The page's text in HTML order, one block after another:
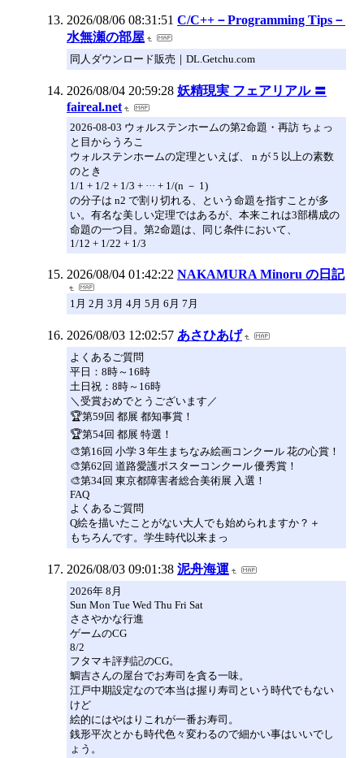
2026/08/06 08:31:51 C/C++－Programming Tips－
水無瀬の部屋
同人ダウンロード販売｜DL.Getchu.com
2026/08/04 20:59:28 妖精現実 フェアリアル 〓
faireal.net
2026-08-03 ウォルステンホームの第2命題・再訪 ちょっ
と目からうろこ
ウォルステンホームの定理といえば、 n が 5 以上の素数
のとき
1/1 + 1/2 + 1/3 + ··· + 1/(n － 1)
の分子は n2 で割り切れる、という命題を指すことが多
い。有名な美しい定理ではあるが、本来これは3部構成の
命題の一つ目。第2命題は、同じ条件において、
1/12 + 1/22 + 1/3
2026/08/04 01:42:22 NAKAMURA Minoru の日記
1月 2月 3月 4月 5月 6月 7月
2026/08/03 12:02:57 あさひあげ
よくあるご質問
平日：8時～16時
土日祝：8時～16時
＼受賞おめでとうございます／
🏆第59回 都展 都知事賞！
🏆第54回 都展 特選！
🎨第16回 小学３年生まちなみ絵画コンクール 花の心賞！
🎨第62回 道路愛護ポスターコンクール 優秀賞！
🎨第34回 東京都障害者総合美術展 入選！
FAQ
よくあるご質問
Q絵を描いたことがない大人でも始められますか？＋
もちろんです。学生時代以来まっ
2026/08/03 09:01:38 泥舟海運
2026年 8月
Sun Mon Tue Wed Thu Fri Sat
ささやかな行進
ゲームのCG
8/2
フタマキ評判記のCG。
鯛吉さんの屋台でお寿司を貪る一味。
江戸中期設定なので本当は握り寿司という時代でもない
けど
絵的にはやはりこれが一番お寿司。
銭形平次とかも時代色々変わるので細かい事はいいでし
ょう。